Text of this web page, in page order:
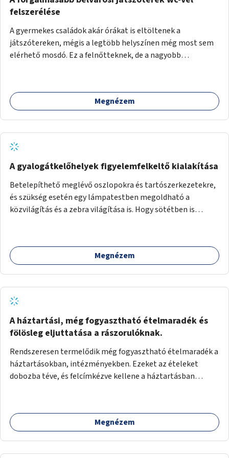
felszerélése
A gyermekes családok akár órákat is eltöltenek a
játszótereken, mégis a legtöbb helyszínen még most sem
elérhető mosdó. Ez a felnőtteknek, de a nagyobb
Megnézem
A gyalogátkelőhelyek figyelemfelkeltő kialakítása
Betelepíthető meglévő oszlopokra és tartószerkezetekre,
és szükség esetén egy lámpatestben megoldható a
közvilágítás és a zebra világítása is. Hogy sötétben is
Megnézem
A háztartási, még fogyasztható ételmaradék és
fölösleg eljuttatása a rászorulóknak.
Rendszeresen termelődik még fogyasztható ételmaradék a
háztartásokban, intézményekben. Ezeket az ételeket
dobozba téve, és felcímkézve kellene a háztartásban
kihelyezés pontos ideje. (A szekrények belső elrendezését,
rekeszeit, beosztását nem tudom, hogy itt kell-e leírni.)
Megnézem